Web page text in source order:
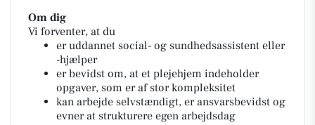
Om dig
Vi forventer, at du
er uddannet social- og sundhedsassistent eller
-hjælper
er bevidst om, at et plejehjem indeholder
opgaver, som er af stor kompleksitet
kan arbejde selvstændigt, er ansvarsbevidst og
evner at strukturere egen arbejdsdag